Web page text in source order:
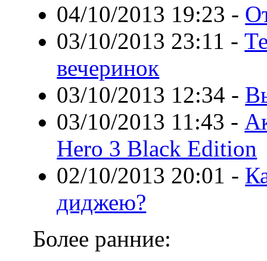
04/10/2013 19:23 -
03/10/2013 23:11 -
вечеринок
03/10/2013 12:34 -
03/10/2013 11:43 -
Hero 3 Black Edition
02/10/2013 20:01 -
диджею?
Более ранние: